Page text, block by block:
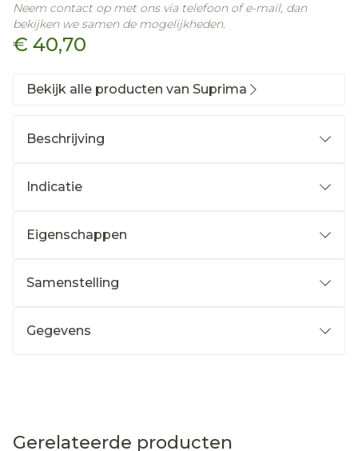
€ 40,70
Neem contact op met ons via telefoon of e-mail, dan
bekijken we samen de mogelijkheden.
Bekijk alle producten van Suprima
Beschrijving
Indicatie
Eigenschappen
Samenstelling
Gegevens
Gerelateerde producten